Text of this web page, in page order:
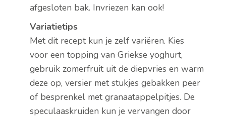
afgesloten bak. Invriezen kan ook!
Variatietips
Met dit recept kun je zelf variëren. Kies
voor een topping van Griekse yoghurt,
gebruik zomerfruit uit de diepvries en warm
deze op, versier met stukjes gebakken peer
of besprenkel met granaatappelpitjes. De
speculaaskruiden kun je vervangen door